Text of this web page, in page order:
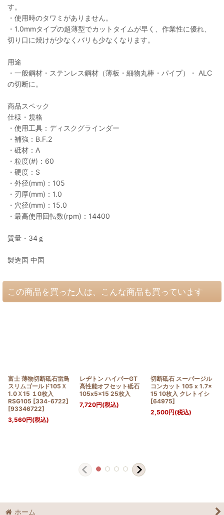
す。
・使用時のタワミがありません。
・1.0mmタイプの超薄型でカットタイムが早く、作業性に優れ、
切り口に焼けが少なくバリも少なくなります。
用途
・一般鋼材・ステンレス鋼材（薄板・細物丸棒・パイプ）・ ALC
の切断に。
商品スペック
仕様・規格
・使用工具：ディスクグラインダー
・補強：B.F.2
・砥材：A
・粒度(#)：60
・硬度：S
・外径(mm)：105
・刃厚(mm)：1.0
・穴径(mm)：15.0
・最高使用回転数(rpm)：14400
質量・34ｇ
製造国 中国
この商品を買った人は、こんな商品も買っています
富士 薄物切断砥石雷鳥
スリムゴールド105Ｘ
1.0Ｘ15 １0枚入
RSG105 [334-6722]
[93346722]
3,560円(税込)
レヂトン ハイパーGT
高性能オフセット砥石
105x5x15 25枚入
7,720円(税込)
切断砥石 スーパージル
コンカット 105 x 1.7x
15 10枚入 クレトイシ
[64975]
2,500円(税込)
ホーム